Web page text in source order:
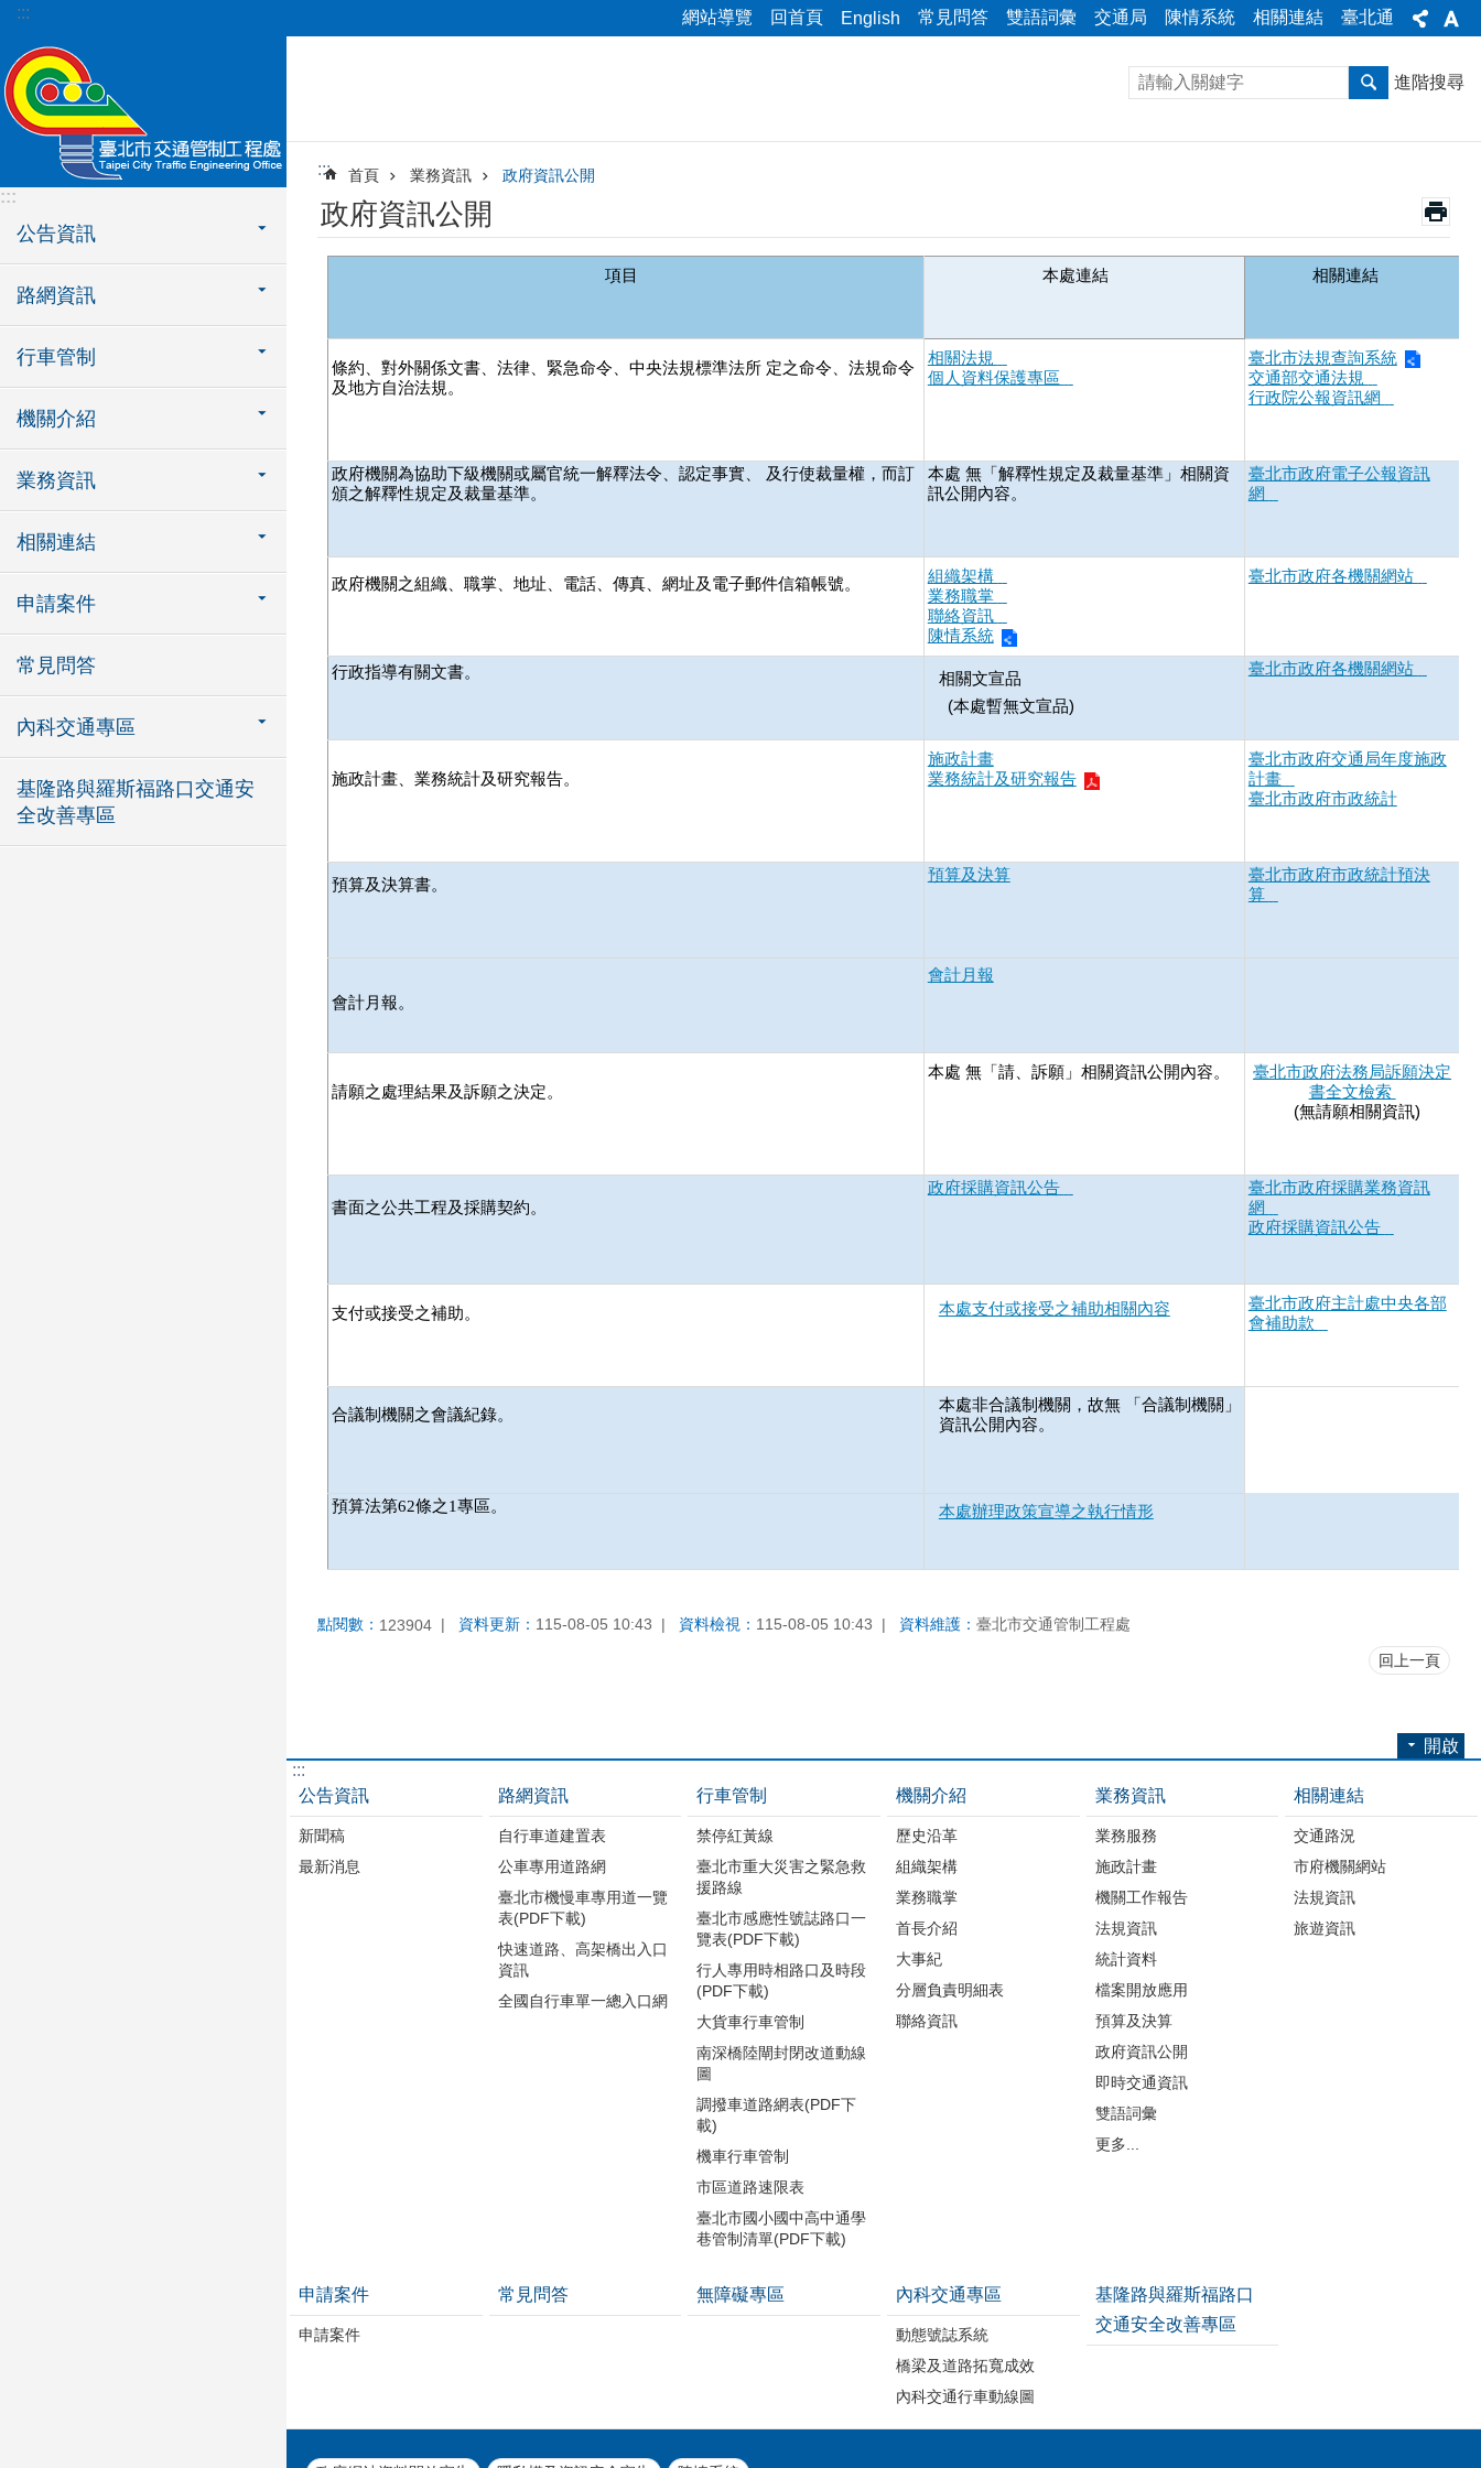
跳到主要內容區塊
::: 網站導覽 回首頁 English 常見問答 雙語詞彙 交通局 陳情系統 相關連結 臺北通
:::
公告資訊
路網資訊
行車管制
機關介紹
業務資訊
相關連結
申請案件
常見問答
內科交通專區
基隆路與羅斯福路口交通安
全改善專區
進階搜尋
::: 首頁 業務資訊 政府資訊公開
政府資訊公開
項目 本處連結 相關連結
條約、對外關係文書、法律、緊急命令、中央法規標準法所 定之命令、法規命令
及地方自治法規。
相關法規
個人資料保護專區
臺北市法規查詢系統
交通部交通法規
行政院公報資訊網
政府機關為協助下級機關或屬官統一解釋法令、認定事實、 及行使裁量權，而訂
頒之解釋性規定及裁量基準。
本處 無「解釋性規定及裁量基準」相關資
訊公開內容。
臺北市政府電子公報資訊
網
政府機關之組織、職掌、地址、電話、傳真、網址及電子郵件信箱帳號。
組織架構
業務職掌
聯絡資訊
陳情系統
臺北市政府各機關網站
行政指導有關文書。
相關文宣品
(本處暫無文宣品)
臺北市政府各機關網站
施政計畫、業務統計及研究報告。
施政計畫
業務統計及研究報告
臺北市政府交通局年度施政
計畫
臺北市政府市政統計
預算及決算書。
預算及決算
臺北市政府市政統計預決
算
會計月報。
會計月報
請願之處理結果及訴願之決定。
本處 無「請、訴願」相關資訊公開內容。
臺北市政府法務局訴願決定
書全文檢索
(無請願相關資訊)
書面之公共工程及採購契約。
政府採購資訊公告
臺北市政府採購業務資訊
網
政府採購資訊公告
支付或接受之補助。 本處支付或接受之補助相關內容
臺北市政府主計處中央各部
會補助款
合議制機關之會議紀錄。
本處非合議制機關，故無 「合議制機關」
資訊公開內容。
預算法第62條之1專區。 本處辦理政策宣導之執行情形
點閱數： 123904 資料更新： 115-08-05 10:43 資料檢視： 115-08-05 10:43 資料維護： 臺北市交通管制工程處
回上一頁
開啟
:::
公告資訊
新聞稿
最新消息
路網資訊
自行車道建置表
公車專用道路網
臺北市機慢車專用道一覽
表(PDF下載)
快速道路、高架橋出入口
資訊
全國自行車單一總入口網
行車管制
禁停紅黃線
臺北市重大災害之緊急救
援路線
臺北市感應性號誌路口一
覽表(PDF下載)
行人專用時相路口及時段
(PDF下載)
大貨車行車管制
南深橋陸閘封閉改道動線
圖
調撥車道路網表(PDF下
載)
機車行車管制
市區道路速限表
臺北市國小國中高中通學
巷管制清單(PDF下載)
機關介紹
歷史沿革
組織架構
業務職掌
首長介紹
大事紀
分層負責明細表
聯絡資訊
業務資訊
業務服務
施政計畫
機關工作報告
法規資訊
統計資料
檔案開放應用
預算及決算
政府資訊公開
即時交通資訊
雙語詞彙
更多...
相關連結
交通路況
市府機關網站
法規資訊
旅遊資訊
申請案件
申請案件
常見問答 無障礙專區 內科交通專區
動態號誌系統
橋梁及道路拓寬成效
內科交通行車動線圖
基隆路與羅斯福路口
交通安全改善專區